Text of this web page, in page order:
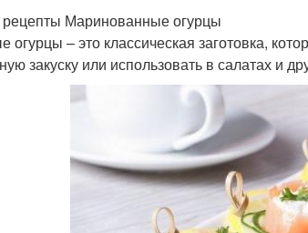
рецепты Маринованные огурцы
огурцы – это классическая заготовка,
закуску или использовать в салатах и